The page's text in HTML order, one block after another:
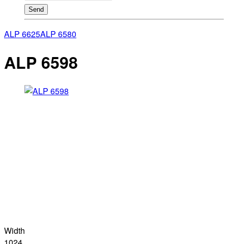
Send
ALP 6625ALP 6580
ALP 6598
Width